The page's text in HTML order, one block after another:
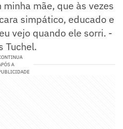
mãe, que às vezes
simpático, educado e
vejo quando ele sorri. -
Tuchel.
A